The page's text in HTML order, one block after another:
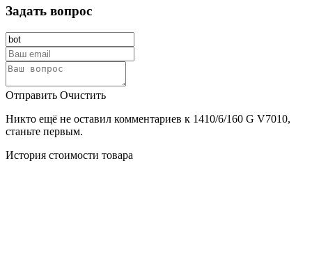
Задать вопрос
Отправить Очистить
Никто ещё не оставил комментариев к 1410/6/160 G V7010,
станьте первым.
История стоимости товара